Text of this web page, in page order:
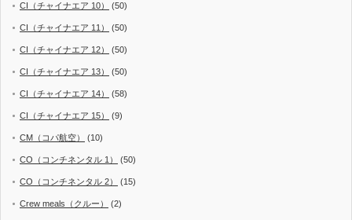
CI（チャイナエア 10） (50)
CI（チャイナエア 11） (50)
CI（チャイナエア 12） (50)
CI（チャイナエア 13） (50)
CI（チャイナエア 14） (58)
CI（チャイナエア 15） (9)
CM（コパ航空） (10)
CO（コンチネンタル 1） (50)
CO（コンチネンタル 2） (15)
Crew meals（クルー） (2)